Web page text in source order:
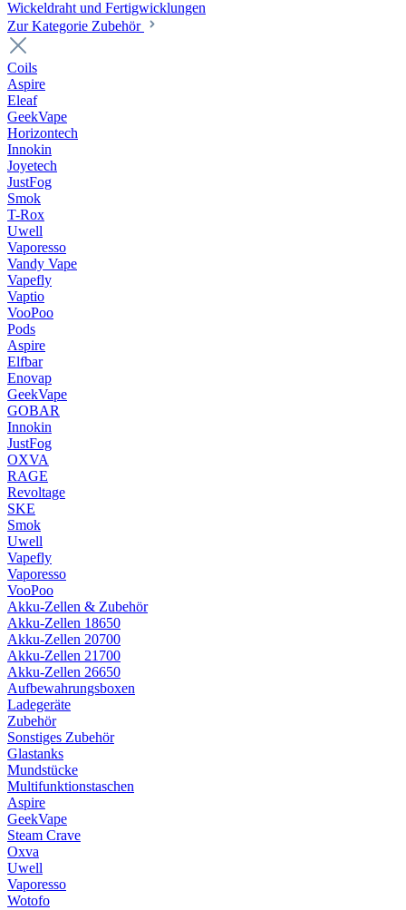
Wickeldraht und Fertigwicklungen
Zur Kategorie Zubehör
Coils
Aspire
Eleaf
GeekVape
Horizontech
Innokin
Joyetech
JustFog
Smok
T-Rox
Uwell
Vaporesso
Vandy Vape
Vapefly
Vaptio
VooPoo
Pods
Aspire
Elfbar
Enovap
GeekVape
GOBAR
Innokin
JustFog
OXVA
RAGE
Revoltage
SKE
Smok
Uwell
Vapefly
Vaporesso
VooPoo
Akku-Zellen & Zubehör
Akku-Zellen 18650
Akku-Zellen 20700
Akku-Zellen 21700
Akku-Zellen 26650
Aufbewahrungsboxen
Ladegeräte
Zubehör
Sonstiges Zubehör
Glastanks
Mundstücke
Multifunktionstaschen
Aspire
GeekVape
Steam Crave
Oxva
Uwell
Vaporesso
Wotofo